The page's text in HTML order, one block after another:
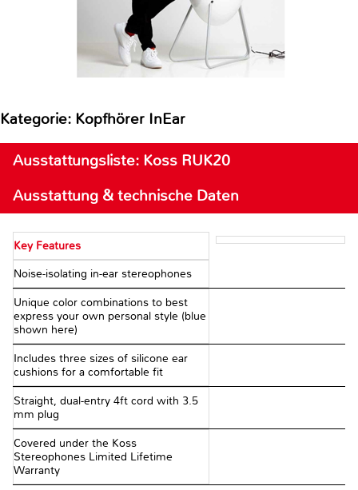
Kategorie: Kopfhörer InEar
Ausstattungsliste: Koss RUK20
Ausstattung & technische Daten
Key Features
Noise-isolating in-ear stereophones
Unique color combinations to best
express your own personal style (blue
shown here)
Includes three sizes of silicone ear
cushions for a comfortable fit
Straight, dual-entry 4ft cord with 3.5
mm plug
Covered under the Koss
Stereophones Limited Lifetime
Warranty